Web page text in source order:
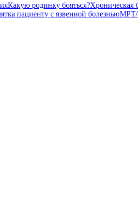
Какую родинку бояться?Хроническая
пациенту с язвенной болезньюМРТ/